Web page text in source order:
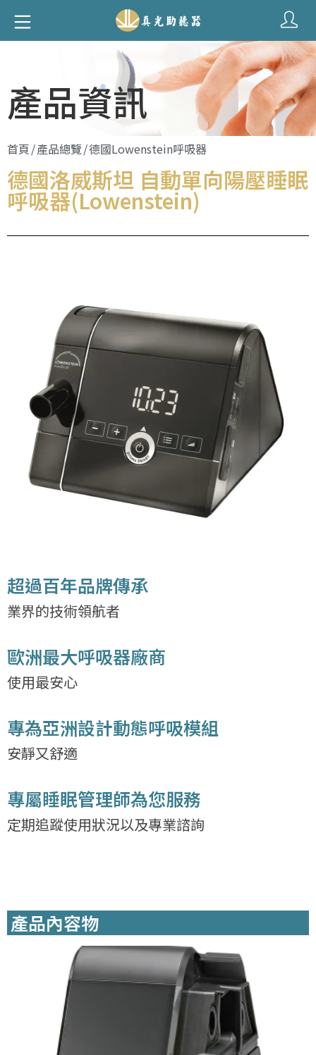
產品資訊
首頁/產品總覽/德國Lowenstein呼吸器
德國洛威斯坦 自動單向陽壓睡眠
呼吸器(Lowenstein)
超過百年品牌傳承
業界的技術領航者
歐洲最大呼吸器廠商
使用最安心
專為亞洲設計動態呼吸模組
安靜又舒適
專屬睡眠管理師為您服務
定期追蹤使用狀況以及專業諮詢
產品內容物